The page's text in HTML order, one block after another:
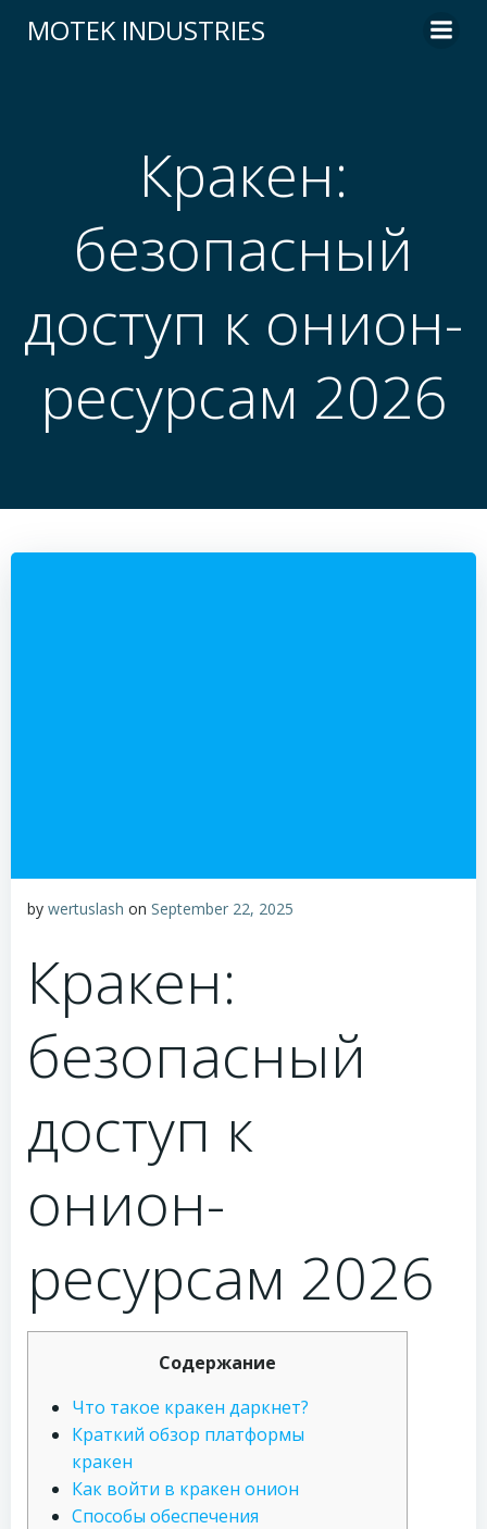
to
MOTEK INDUSTRIES
Кракен:
безопасный
доступ к онион-
ресурсам 2026
by wertuslash on September 22, 2025
Кракен:
безопасный
доступ к
онион-
ресурсам 2026
Содержание
Что такое кракен даркнет?
Краткий обзор платформы
кракен
Как войти в кракен онион
Способы обеспечения